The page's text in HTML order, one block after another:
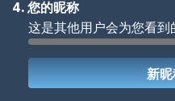
Woof
4. 您的昵称
这是其他用户会为您看到